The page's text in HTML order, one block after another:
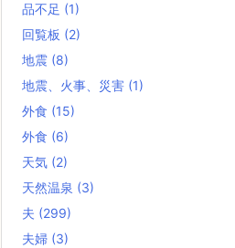
品不足 (1)
回覧板 (2)
地震 (8)
地震、火事、災害 (1)
外食 (15)
外食 (6)
天気 (2)
天然温泉 (3)
夫 (299)
夫婦 (3)